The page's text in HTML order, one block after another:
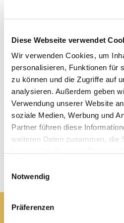
Diese Webseite verwendet
Wir verwenden Cookies, um
personalisieren, Funktionen für
zu können und die Zugriffe auf
analysieren. Außerdem geben
Verwendung unserer Website
soziale Medien, Werbung und
Partner führen diese
weiteren Daten zusammen, die
Notwendig
Präferenzen